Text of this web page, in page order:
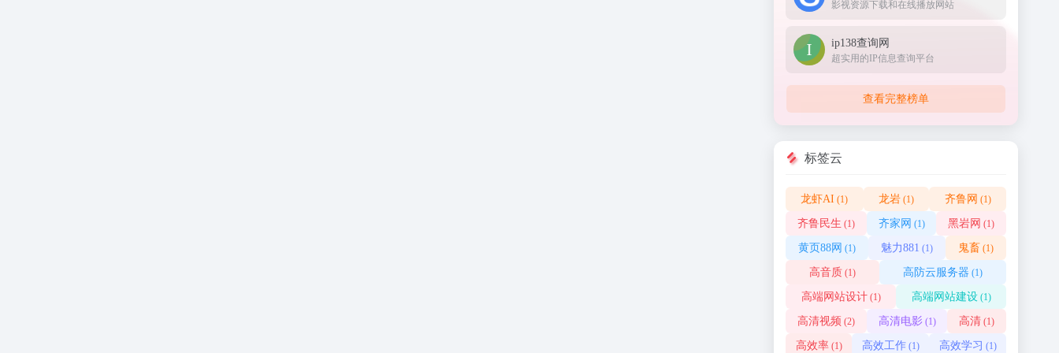
影视资源下载和在线播放网站
ip138查询网
超实用的IP信息查询平台
查看完整榜单
标签云
龙虾AI (1) 龙岩 (1) 齐鲁网 (1)
齐鲁民生 (1) 齐家网 (1) 黑岩网 (1)
黄页88网 (1) 魅力881 (1) 鬼畜 (1)
高音质 (1) 高防云服务器 (1)
高端网站设计(1) 高端网站建设(1)
高清视频 (2) 高清电影 (1) 高清 (1)
高效率(1) 高效工作(1) 高效学习 (1)